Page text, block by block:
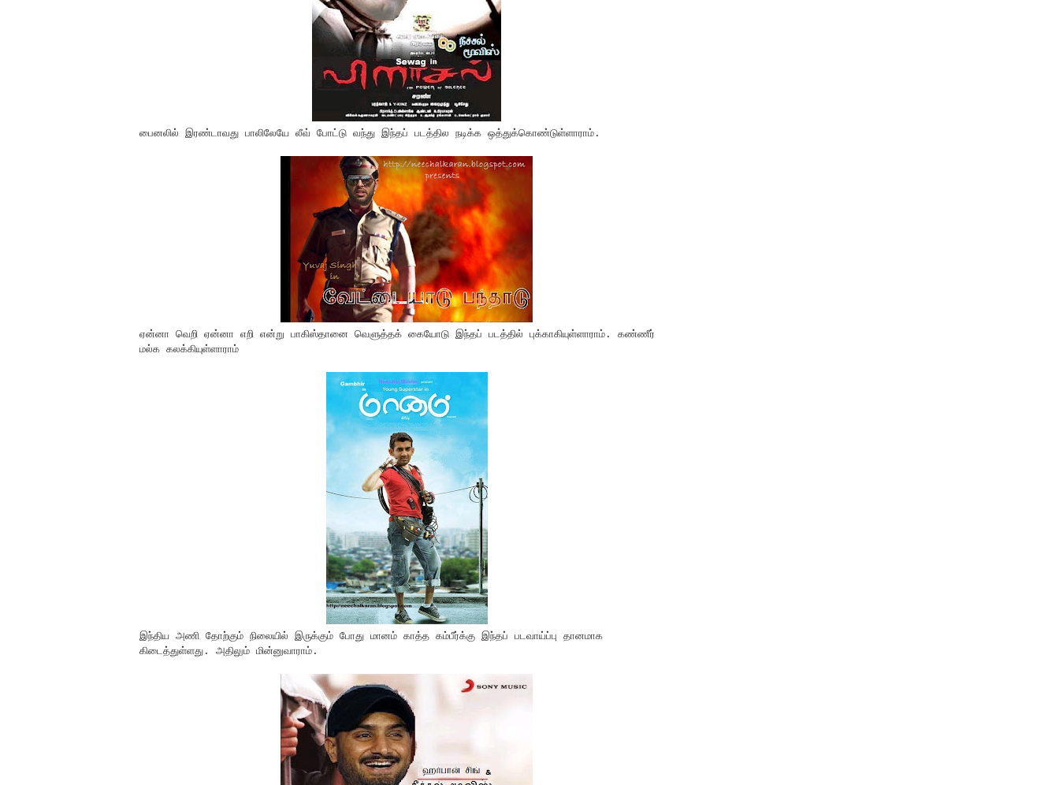
பைனலில் இரண்டாவது பாலிலேயே லீவ் போட்டு வந்து இந்தப் படத்தில நடிக்க ஒத்துக்கொண்டுள்ளாராம்.
ஏன்னா வெறி ஏன்னா எறி என்று பாகிஸ்தானை வெளுத்தக் கையோடு இந்தப் படத்தில் புக்காகியுள்ளாராம். கண்ணீர்
மல்க கலக்கியுள்ளாராம்
இந்திய அணி தோற்கும் நிலையில் இருக்கும் போது மானம் காத்த கம்பீர்க்கு இந்தப் படவாய்ப்பு தானமாக
கிடைத்துள்ளது. அதிலும் மின்னுவாராம்.